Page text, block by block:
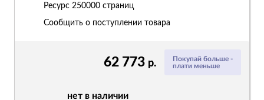
Покупай больше -
плати меньше
62 773 р.
нет в наличии
Ресурс 250000 страниц
Сообщить о поступлении товара